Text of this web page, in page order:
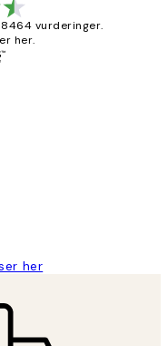
vurderinger.
her.
her